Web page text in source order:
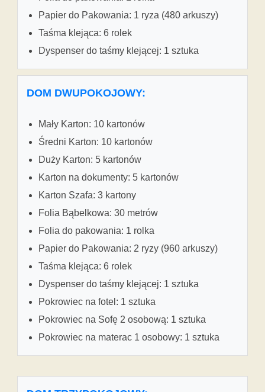
Papier do Pakowania: 1 ryza (480 arkuszy)
Taśma klejąca: 6 rolek
Dyspenser do taśmy klejącej: 1 sztuka
DOM DWUPOKOJOWY:
Mały Karton: 10 kartonów
Średni Karton: 10 kartonów
Duży Karton: 5 kartonów
Karton na dokumenty: 5 kartonów
Karton Szafa: 3 kartony
Folia Bąbelkowa: 30 metrów
Folia do pakowania: 1 rolka
Papier do Pakowania: 2 ryzy (960 arkuszy)
Taśma klejąca: 6 rolek
Dyspenser do taśmy klejącej: 1 sztuka
Pokrowiec na fotel: 1 sztuka
Pokrowiec na Sofę 2 osobową: 1 sztuka
Pokrowiec na materac 1 osobowy: 1 sztuka